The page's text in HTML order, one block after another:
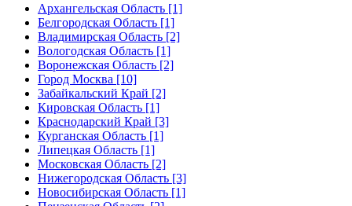
Архангельская Область [1]
Белгородская Область [1]
Владимирская Область [2]
Вологодская Область [1]
Воронежская Область [2]
Город Москва [10]
Забайкальский Край [2]
Кировская Область [1]
Краснодарский Край [3]
Курганская Область [1]
Липецкая Область [1]
Московская Область [2]
Нижегородская Область [3]
Новосибирская Область [1]